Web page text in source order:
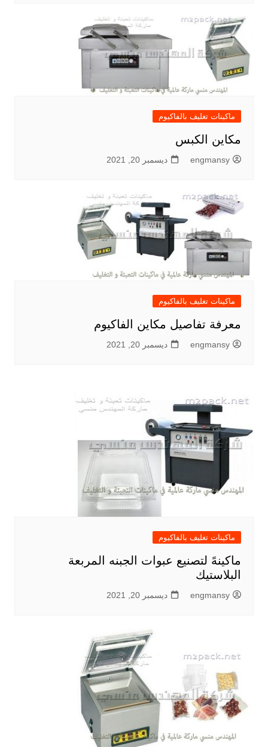
ماكينات تغليف بالفاكيوم
مكاين الكبس
engmansy ديسمبر 20, 2021
ماكينات تغليف بالفاكيوم
معرفة تفاصيل مكاين الفاكيوم
engmansy ديسمبر 20, 2021
ماكينات تغليف بالفاكيوم
ماكينهً لتصنيع عبوات الجبنه المربعة
البلاستيك
engmansy ديسمبر 20, 2021